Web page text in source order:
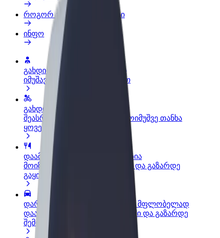
როგორ გავხდე გამომწერი
ინფო
გახდი პარტნიორი მძღოლი
იმუშავე საკუთარი გრაფიკით
გახდი კურიერი
შეასრულე შეკვეთები და გამოიმუშვე თანხა
ყოველკვირეულად
დაამატე რესტორანი ან მაღაზია
მოიზიდე მეტი მომხმარებელი და გაზარდე
გაყიდვები
დარეგისტრირდი ავტოპარკის მფლობელად
დაამატე შენი ავტოპარკი Bolt-ში და გაზარდე
შემოსავალი